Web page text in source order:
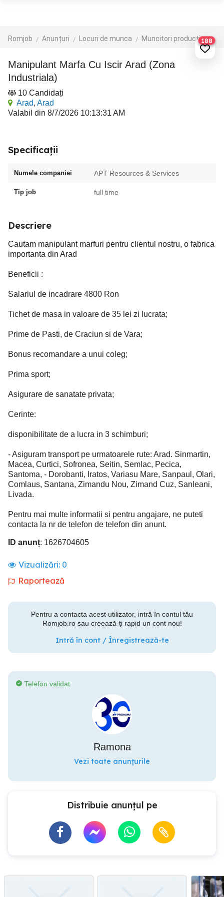
Romjob Anunțuri Locuri de munca Muncitori productie - depozit - logistica
188
Manipulant Marfa Cu Iscir Arad (Zona
Industriala)
10 Candidați
Arad, Arad
Valabil din 8/7/2026 10:13:31 AM
Specificații
Numele companiei APT Resources & Services
Tip job full time
Descriere
Cautam manipulant marfuri pentru clientul nostru, o fabrica
importanta din Arad
Beneficii :
Salariul de incadrare 4800 Ron
Tichet de masa in valoare de 35 lei zi lucrata;
Prime de Pasti, de Craciun si de Vara;
Bonus recomandare a unui coleg;
Prima sport;
Asigurare de sanatate privata;
Cerinte:
disponibilitate de a lucra in 3 schimburi;
- Asiguram transport pe urmatoarele rute: Arad. Sinmartin,
Macea, Curtici, Sofronea, Seitin, Semlac, Pecica,
Santoma, - Dorobanti, Iratos, Variasu Mare, Sanpaul, Olari,
Comlaus, Santana, Zimandu Nou, Zimand Cuz, Sanleani,
Livada.
Pentru mai multe informatii si pentru angajare, ne puteti
contacta la nr de telefon de telefon din anunt.
ID anunț: 1626704605
Vizualizări: 0
Raportează
Pentru a contacta acest utilizator, intră în contul tău
Romjob.ro sau creează-ți rapid un cont nou!
Intră în cont / Înregistrează-te
Telefon validat
Ramona
Vezi toate anunțurile
Distribuie anunțul pe